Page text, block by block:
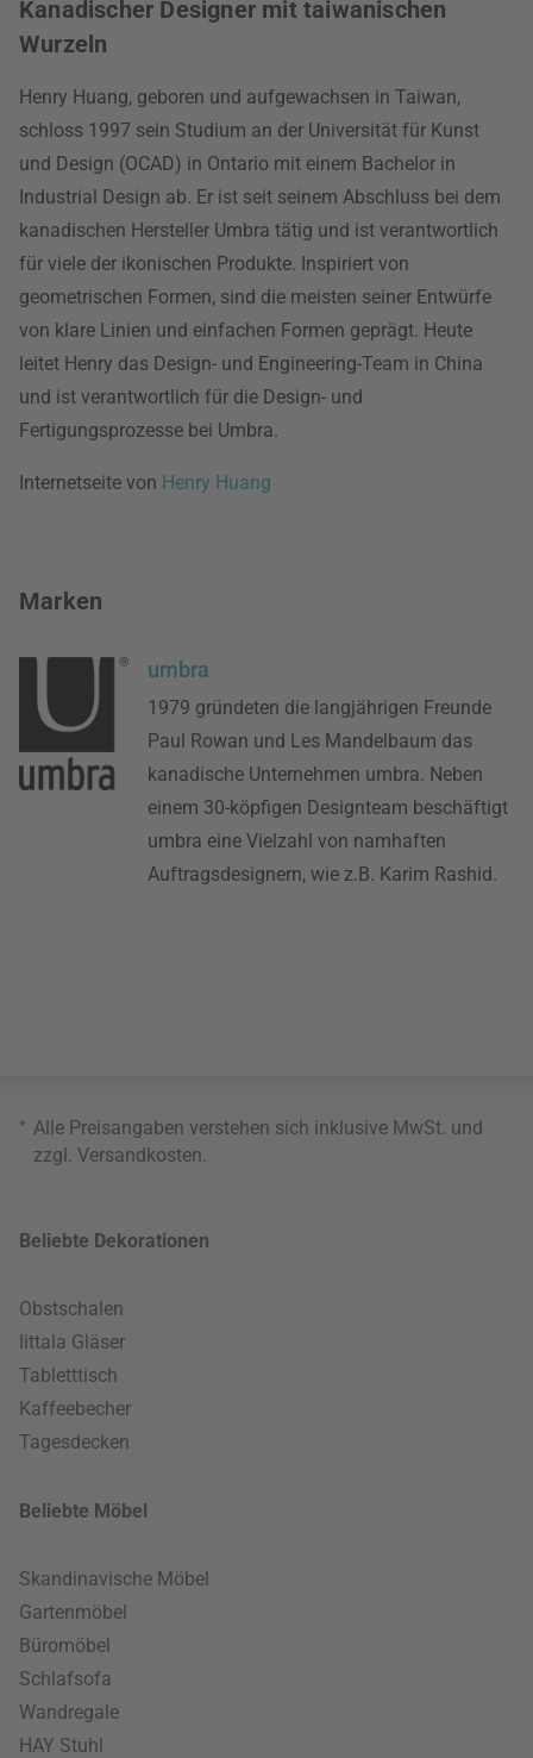
Kanadischer Designer mit taiwanischen
Wurzeln
Henry Huang, geboren und aufgewachsen in Taiwan,
schloss 1997 sein Studium an der Universität für Kunst
und Design (OCAD) in Ontario mit einem Bachelor in
Industrial Design ab. Er ist seit seinem Abschluss bei dem
kanadischen Hersteller Umbra tätig und ist verantwortlich
für viele der ikonischen Produkte. Inspiriert von
geometrischen Formen, sind die meisten seiner Entwürfe
von klare Linien und einfachen Formen geprägt. Heute
leitet Henry das Design- und Engineering-Team in China
und ist verantwortlich für die Design- und
Fertigungsprozesse bei Umbra.
Internetseite von Henry Huang
Marken
umbra
1979 gründeten die langjährigen Freunde
Paul Rowan und Les Mandelbaum das
kanadische Unternehmen umbra. Neben
einem 30-köpfigen Designteam beschäftigt
umbra eine Vielzahl von namhaften
Auftragsdesignern, wie z.B. Karim Rashid.
* Alle Preisangaben verstehen sich inklusive MwSt. und
zzgl. Versandkosten
Beliebte Dekorationen
Obstschalen
Iittala Gläser
Tabletttisch
Kaffeebecher
Tagesdecken
Beliebte Möbel
Skandinavische Möbel
Gartenmöbel
Büromöbel
Schlafsofa
Wandregale
HAY Stuhl